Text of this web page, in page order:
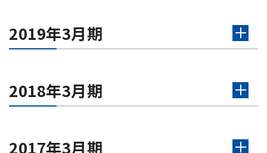
2019年3月期
2018年3月期
2017年3月期